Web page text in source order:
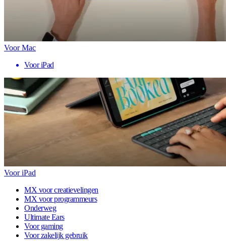
Voor Mac
Voor iPad
Voor iPad
MX voor creatievelingen
MX voor programmeurs
Onderweg
Ultimate Ears
Voor gaming
Voor zakelijk gebruik